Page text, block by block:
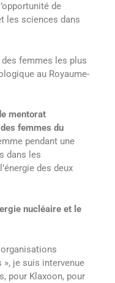
de
les sciences dans
des femmes les plus
au Royaume-
mentorat
femmes du
pendant une
dans les
des deux
nucléaire et le
je suis intervenue
pour Klaxoon, pour